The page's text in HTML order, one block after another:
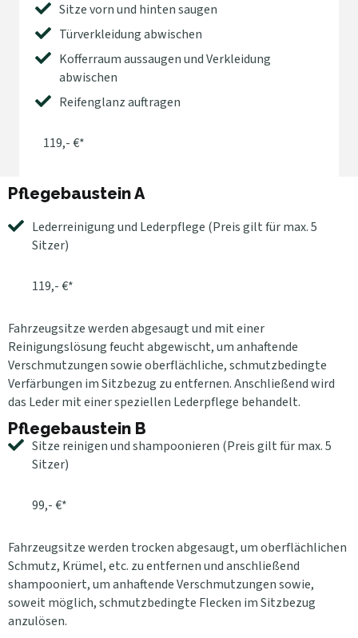
Sitze vorn und hinten saugen
Türverkleidung abwischen
Kofferraum aussaugen und Verkleidung
abwischen
Reifenglanz auftragen
119,- €*
Pflegebaustein A
Lederreinigung und Lederpflege (Preis gilt für max. 5
Sitzer)
119,- €*
Fahrzeugsitze werden abgesaugt und mit einer
Reinigungslösung feucht abgewischt, um anhaftende
Verschmutzungen sowie oberflächliche, schmutzbedingte
Verfärbungen im Sitzbezug zu entfernen. Anschließend wird
das Leder mit einer speziellen Lederpflege behandelt.
Pflegebaustein B
Sitze reinigen und shampoonieren (Preis gilt für max. 5
Sitzer)
99,- €*
Fahrzeugsitze werden trocken abgesaugt, um oberflächlichen
Schmutz, Krümel, etc. zu entfernen und anschließend
shampooniert, um anhaftende Verschmutzungen sowie,
soweit möglich, schmutzbedingte Flecken im Sitzbezug
anzulösen.